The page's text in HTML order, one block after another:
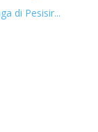
di Pesisir...